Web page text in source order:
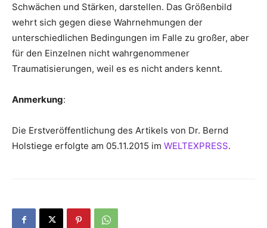
Schwächen und Stärken, darstellen. Das Größenbild
wehrt sich gegen diese Wahrnehmungen der
unterschiedlichen Bedingungen im Falle zu großer, aber
für den Einzelnen nicht wahrgenommener
Traumatisierungen, weil es es nicht anders kennt.
Anmerkung:
Die Erstveröffentlichung des Artikels von Dr. Bernd
Holstiege erfolgte am 05.11.2015 im WELTEXPRESS.